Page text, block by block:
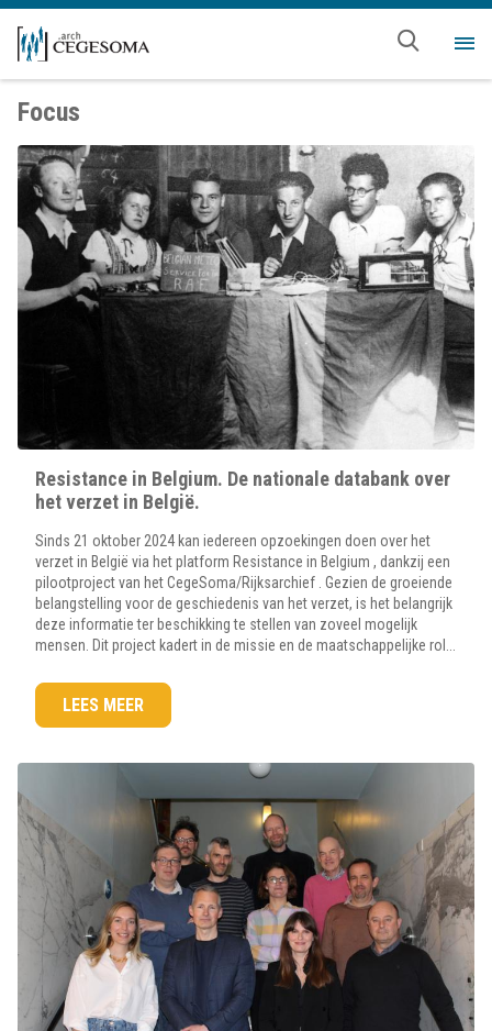
Overslaan en naar de inhoud gaan
Focus
Resistance in Belgium. De nationale databank over
het verzet in België.
Sinds 21 oktober 2024 kan iedereen opzoekingen doen over het
verzet in België via het platform Resistance in Belgium , dankzij een
pilootproject van het CegeSoma/Rijksarchief . Gezien de groeiende
belangstelling voor de geschiedenis van het verzet, is het belangrijk
deze informatie ter beschikking te stellen van zoveel mogelijk
mensen. Dit project kadert in de missie en de maatschappelijke rol...
LEES MEER